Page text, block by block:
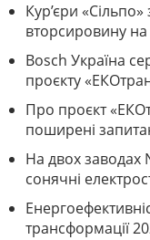
Кур’єри «Сільпо»
вторсировину
Bosch Україна
проєкту
Про проєкт
поширені
На двох заводах
сонячні
трансформації